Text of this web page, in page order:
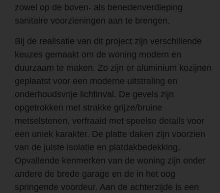
zowel op de boven- als benedenverdieping
sanitaire voorzieningen aan te brengen.
Bij de realisatie van dit project zijn verschillende
keuzes gemaakt om de woning modern en
duurzaam te maken. Zo zijn er aluminium kozijnen
geplaatst voor een moderne uitstraling en
onderhoudsvrije lichtinval. De gevels zijn
opgetrokken met strakke grijze/bruine
metselstenen, verfraaid met speelse details voor
een uniek karakter. De platte daken zijn voorzien
van de juiste isolatie en platdakbedekking.
Opvallende kenmerken van de woning zijn onder
andere de brede garage en de in het oog
springende voordeur. Aan de achterzijde is een